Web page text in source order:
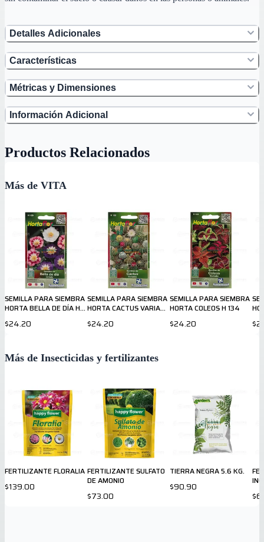
Detalles Adicionales
Características
Métricas y Dimensiones
Información Adicional
Productos Relacionados
Más de VITA
SEMILLA PARA SIEMBRA
HORTA BELLA DE DÍA H
$24.20
SEMILLA PARA SIEMBRA
HORTA CACTUS VARIADO
$24.20
SEMILLA PARA SIEMBRA
HORTA COLEOS H 134
$24.20
Más de Insecticidas y fertilizantes
FERTILIZANTE FLORALIA
$139.00
FERTILIZANTE SULFATO
DE AMONIO
$73.00
TIERRA NEGRA 5.6 KG.
$90.90